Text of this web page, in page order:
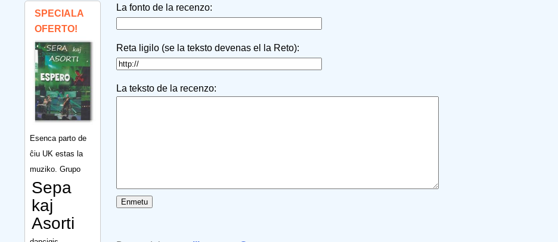
SPECIALA
OFERTO!
Esenca parto de
ĉiu UK estas la
muziko. Grupo
Sepa
kaj
Asorti
La fonto de la recenzo:
Reta ligilo (se la teksto devenas el la Reto):
La teksto de la recenzo: